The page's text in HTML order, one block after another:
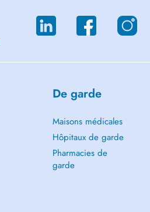
De garde
Maisons médicales
Hôpitaux de garde
Pharmacies de
garde